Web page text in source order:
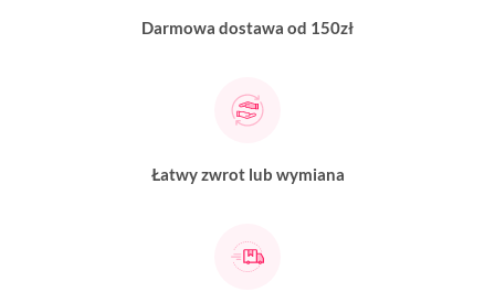
Darmowa dostawa od 150zł
Łatwy zwrot lub wymiana